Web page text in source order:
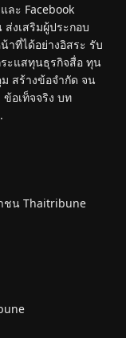
ละ Facebook
งเสริมผู้ประกอบ
ที่ได้อย่างอิสระ รับ
ะแสทุนธุรกิจสื่อ ทุน
สร้างข้อจำกัด จน
อเท็จจริง บท
ชน Thaitribune